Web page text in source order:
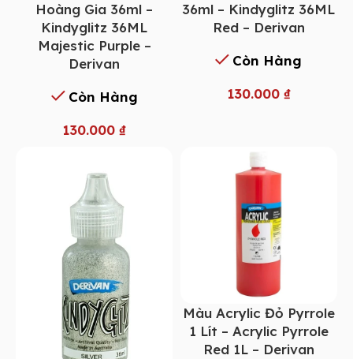
Hoàng Gia 36ml –
Kindyglitz 36ML
Majestic Purple –
Derivan
Còn Hàng
130.000 ₫
36ml – Kindyglitz 36ML
Red – Derivan
Còn Hàng
130.000 ₫
Màu Acrylic Đỏ Pyrrole
1 Lít – Acrylic Pyrrole
Red 1L – Derivan